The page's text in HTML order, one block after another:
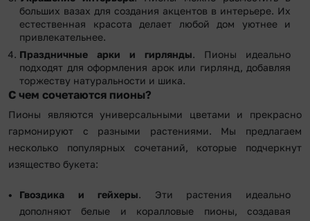
больших вазах для создания акцентов в интерьере. Их
естественная красота делает любой дом уютнее и
привлекательнее.
Праздничные арки и гирлянды. Пионы идеально
подходят для оформления арок или гирлянд, добавляя
торжеству натуральности и шика.
С чем сочетаются пионы?
Пионы являются универсальными цветами и прекрасно
гармонируют с разными растениями. Мы предлагаем
несколько популярных сочетаний, которые подчеркнут
изящество букета:
Гвоздика и гейхеры. Эти растения идеально
дополняют белые и коралловые пионы, создавая